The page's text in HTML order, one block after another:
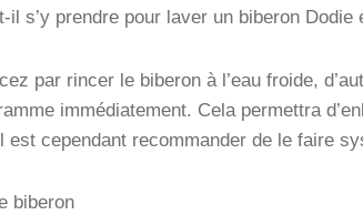
il s’y prendre pour laver un biberon Dodie
par rincer le biberon à l’eau froide,
immédiatement. Cela permettra
cependant recommander de le faire
biberon